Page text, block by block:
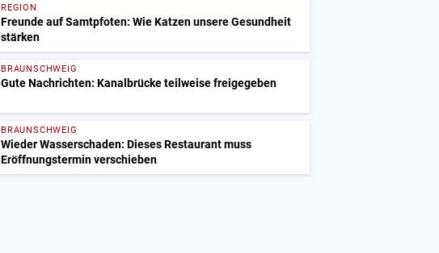
REGION
Freunde auf Samtpfoten: Wie Katzen unsere Gesundheit
stärken
BRAUNSCHWEIG
Gute Nachrichten: Kanalbrücke teilweise freigegeben
BRAUNSCHWEIG
Wieder Wasserschaden: Dieses Restaurant muss
Eröffnungstermin verschieben